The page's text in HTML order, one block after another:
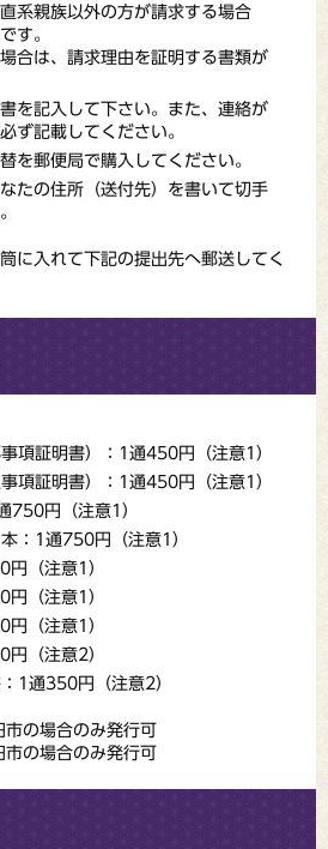
系親族以外の方が請求する場合
す。
合は、請求理由を証明する書類が
を記入して下さい。また、連絡が
ず記載してください。
を郵便局で購入してください。
たの住所（送付先）を書いて切手
に入れて下記の提出先へ郵送してく
項証明書）：1通450円（注意1）
項証明書）：1通450円（注意1）
750円（注意1）
：1通750円（注意1）
円（注意1）
（注意1）
（注意1）
（注意2）
1通350円（注意2）
市の場合のみ発行可
市の場合のみ発行可